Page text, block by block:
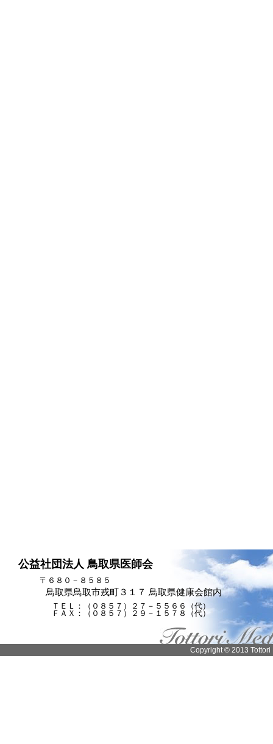
公益社団法人 鳥取県医師会
〒６８０－８５８５
鳥取県鳥取市戎町３１７ 鳥取県健康会館内
ＴＥＬ：（０８５７）２７－５５６６（代）
ＦＡＸ：（０８５７）２９－１５７８（代）
Copyright © 2013 Tottori